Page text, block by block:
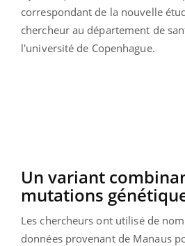
correspondant de la nouvelle
chercheur au département de
l'université de Copenhague.
Un variant
mutations
Les chercheurs ont utilisé de
données provenant de Manaus